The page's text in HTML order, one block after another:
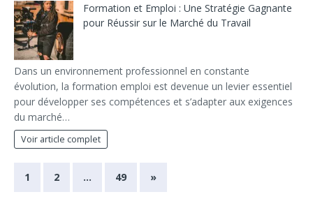
Formation et Emploi : Une Stratégie Gagnante
pour Réussir sur le Marché du Travail
Dans un environnement professionnel en constante
évolution, la formation emploi est devenue un levier essentiel
pour développer ses compétences et s’adapter aux exigences
du marché…
Voir article complet
1 2 … 49 »